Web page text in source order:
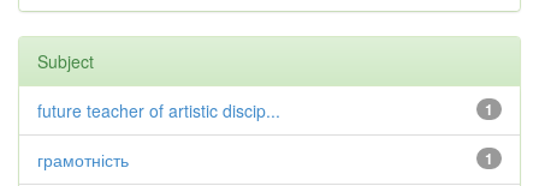
Subject
1
future teacher of artistic discip...
1
грамотність